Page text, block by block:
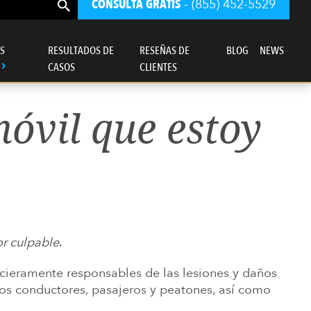
CONSULTA GRATIS - (855) 452-5529
bufete de abogados se rige ante todo
por un sentido de justicia.
RESULTADOS DE
CASOS
RESEÑAS DE
CLIENTES
BLOG NEWS
que estoy
culpable.
responsables de las lesiones y daños
conductores, pasajeros y peatones, así como